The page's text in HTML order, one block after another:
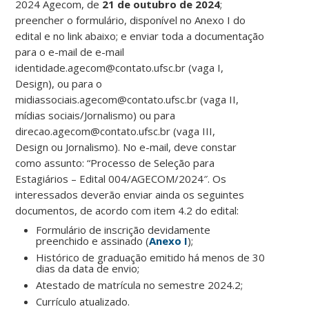
2024 Agecom, de 21 de outubro de 2024;
preencher o formulário, disponível no Anexo I do
edital e no link abaixo; e enviar toda a documentação
para o e-mail de e-mail
identidade.agecom@contato.ufsc.br (vaga I,
Design), ou para o
midiassociais.agecom@contato.ufsc.br (vaga II,
mídias sociais/Jornalismo) ou para
direcao.agecom@contato.ufsc.br (vaga III,
Design ou Jornalismo). No e-mail, deve constar
como assunto: “Processo de Seleção para
Estagiários – Edital 004/AGECOM/2024″. Os
interessados deverão enviar ainda os seguintes
documentos, de acordo com item 4.2 do edital:
Formulário de inscrição devidamente
preenchido e assinado (Anexo I);
Histórico de graduação emitido há menos de 30
dias da data de envio;
Atestado de matrícula no semestre 2024.2;
Currículo atualizado.